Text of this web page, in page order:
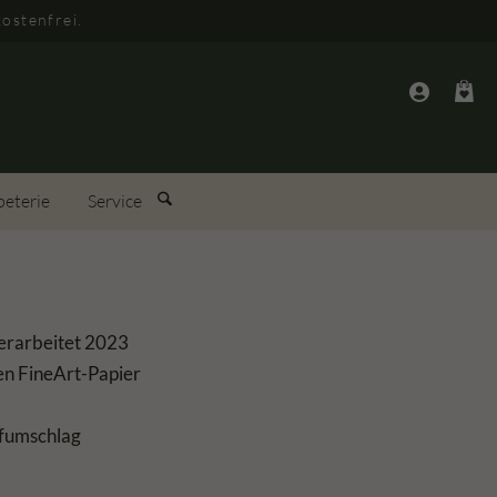
Service
2023
FineArt-Papier